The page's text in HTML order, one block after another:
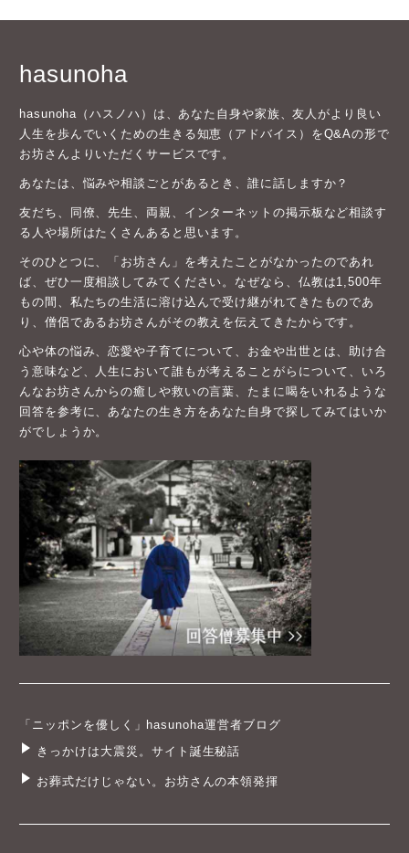
hasunoha
hasunoha（ハスノハ）は、あなた自身や家族、友人がより良い
人生を歩んでいくための生きる知恵（アドバイス）をQ&Aの形で
お坊さんよりいただくサービスです。
あなたは、悩みや相談ごとがあるとき、誰に話しますか？
友だち、同僚、先生、両親、インターネットの掲示板など相談す
る人や場所はたくさんあると思います。
そのひとつに、「お坊さん」を考えたことがなかったのであれ
ば、ぜひ一度相談してみてください。なぜなら、仏教は1,500年
もの間、私たちの生活に溶け込んで受け継がれてきたものであ
り、僧侶であるお坊さんがその教えを伝えてきたからです。
心や体の悩み、恋愛や子育てについて、お金や出世とは、助け合
う意味など、人生において誰もが考えることがらについて、いろ
んなお坊さんからの癒しや救いの言葉、たまに喝をいれるような
回答を参考に、あなたの生き方をあなた自身で探してみてはいか
がでしょうか。
「ニッポンを優しく」hasunoha運営者ブログ
きっかけは大震災。サイト誕生秘話
お葬式だけじゃない。お坊さんの本領発揮